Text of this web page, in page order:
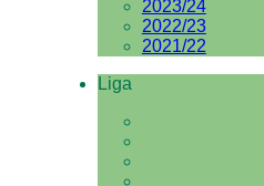
2023/24
2022/23
2021/22
Liga